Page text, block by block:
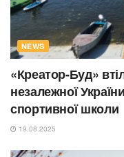
NEWS
«Креатор-Буд»
незалежної
спортивної школи
19.08.2025